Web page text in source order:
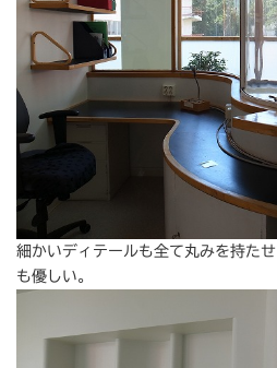
細かいディテールも全て丸みを持た
も優しい。